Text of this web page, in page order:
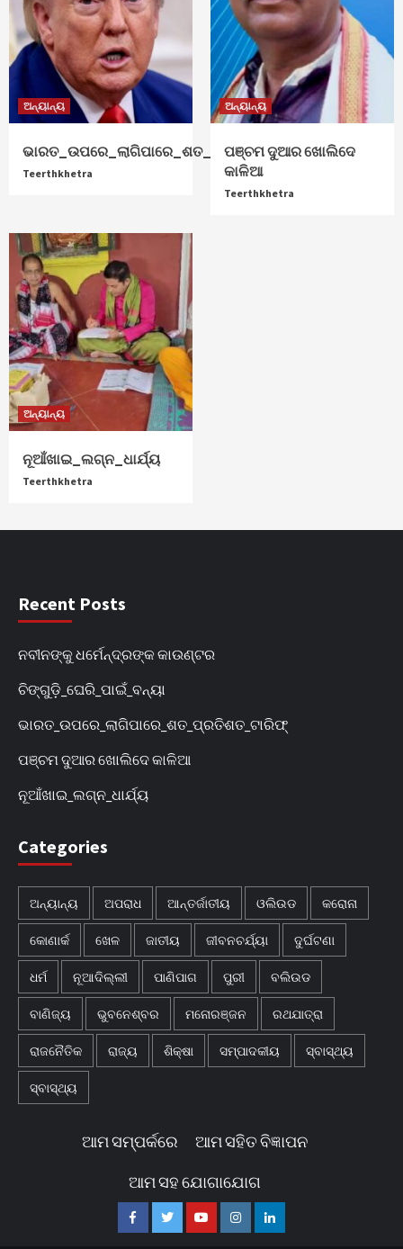
ଅନ୍ୟାନ୍ୟ
ଭାରତ_ଉପରେ_ଲାଗିପାରେ_ଶତ_ପ୍ରତିଶତ_ଟାରିଫ୍
Teerthkhetra
ଅନ୍ୟାନ୍ୟ
ପଞ୍ଚମ ଦୁଆର ଖୋଲିଦେ
କାଳିଆ
Teerthkhetra
ଅନ୍ୟାନ୍ୟ
ନୂଆଁଖାଇ_ଲଗ୍ନ_ଧାର୍ଯ୍ୟ
Teerthkhetra
Recent Posts
ନବୀନଙ୍କୁ ଧର୍ମେନ୍ଦ୍ରଙ୍କ କାଉଣ୍ଟର
ଚିଙ୍ଗୁଡ଼ି_ଘେରି_ପାଇଁ_ବନ୍ୟା
ଭାରତ_ଉପରେ_ଲାଗିପାରେ_ଶତ_ପ୍ରତିଶତ_ଟାରିଫ୍
ପଞ୍ଚମ ଦୁଆର ଖୋଲିଦେ କାଳିଆ
ନୂଆଁଖାଇ_ଲଗ୍ନ_ଧାର୍ଯ୍ୟ
Categories
ଅନ୍ୟାନ୍ୟ ଅପରାଧ ଆନ୍ତର୍ଜାତୀୟ ଓଲିଉଡ କରୋନା
କୋଣାର୍କ ଖେଳ ଜାତୀୟ ଜୀବନଚର୍ଯ୍ୟା ଦୁର୍ଘଟଣା
ଧର୍ମ ନୂଆଦିଲ୍ଲୀ ପାଣିପାଗ ପୁରୀ ବଲିଉଡ
ବାଣିଜ୍ୟ ଭୁବନେଶ୍ବର ମନୋରଞ୍ଜନ ରଥଯାତ୍ରା
ରାଜନୈତିକ ରାଜ୍ୟ ଶିକ୍ଷା ସମ୍ପାଦକୀୟ ସ୍ବାସ୍ଥ୍ୟ
ସ୍ବାସ୍ଥ୍ୟ
ଆମ ସମ୍ପର୍କରେ ଆମ ସହିତ ବିଜ୍ଞାପନ
ଆମ ସହ ଯୋଗାଯୋଗ
FacebookTwitterYoutubeInstagramLinkedin